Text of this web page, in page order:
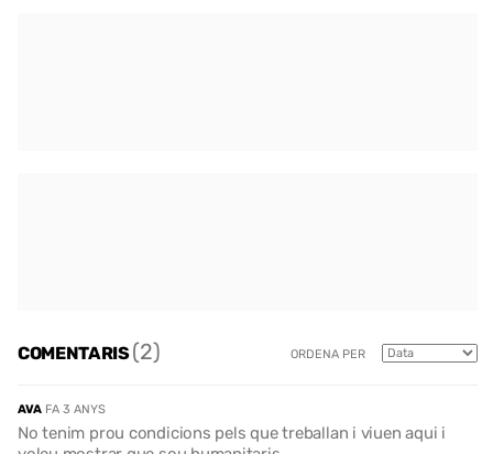
COMENTARIS(2) ORDENA PER
AVA FA 3 ANYS
No tenim prou condicions pels que treballan i viuen aqui i